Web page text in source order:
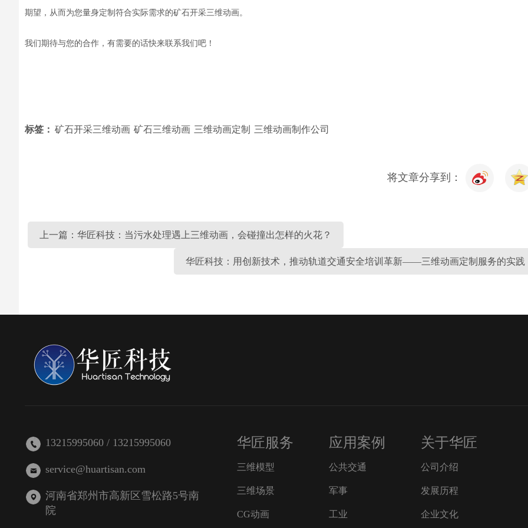
期望，从而为您量身定制符合实际需求的矿石开采三维动画。
我们期待与您的合作， 有需要的话快来联系我们吧！
标签： 矿石开采三维动画 矿石三维动画 三维动画定制 三维动画制作公司
将文章分享到：
上一篇：华匠科技：当污水处理遇上三维动画，会碰撞出怎样的火花？
华匠科技：用创新技术，推动轨道交通安全培训革新——三维动画定制服务的实践
13215995060 / 13215995060
service@huartisan.com
河南省郑州市高新区雪松路5号南
院
华匠服务
三维模型
三维场景
CG动画
应用案例
公共交通
军事
工业
关于华匠
公司介绍
发展历程
企业文化